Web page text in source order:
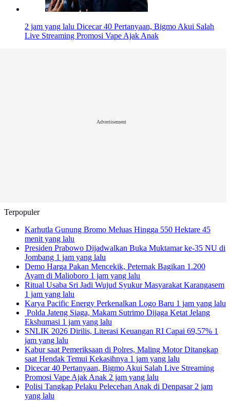
2 jam yang lalu Dicecar 40 Pertanyaan, Bigmo Akui Salah
Live Streaming Promosi Vape Ajak Anak
Advertisement
Terpopuler
Karhutla Gunung Bromo Meluas Hingga 550 Hektare 45
menit yang lalu
Presiden Prabowo Dijadwalkan Buka Muktamar ke-35 NU di
Jombang 1 jam yang lalu
Demo Harga Pakan Mencekik, Peternak Bagikan 1.200
Ayam di Malioboro 1 jam yang lalu
Ritual Usaba Sri Jadi Wujud Syukur Masyarakat Karangasem
1 jam yang lalu
Karya Pacific Energy Perkenalkan Logo Baru 1 jam yang lalu
Polda Jateng Siaga, Makam Sutrimo Dijaga Ketat Jelang
Ekshumasi 1 jam yang lalu
SNLIK 2026 Dirilis, Literasi Keuangan RI Capai 69,57% 1
jam yang lalu
Kabur saat Pemeriksaan di Polres, Maling Motor Ditangkap
saat Hendak Temui Kekasihnya 1 jam yang lalu
Dicecar 40 Pertanyaan, Bigmo Akui Salah Live Streaming
Promosi Vape Ajak Anak 2 jam yang lalu
Polisi Tangkap Pelaku Pelecehan Anak di Denpasar2 jam
yang lalu